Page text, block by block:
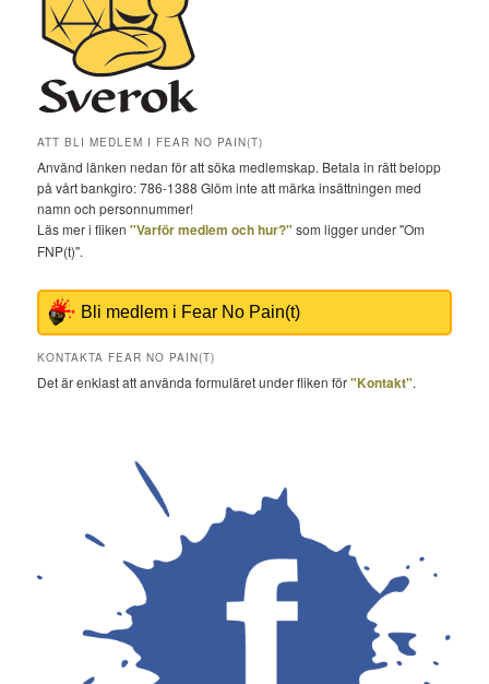
ATT BLI MEDLEM I FEAR NO PAIN(T)
Använd länken nedan för att söka medlemskap. Betala in rätt belopp
på vårt bankgiro: 786-1388 Glöm inte att märka insättningen med
namn och personnummer!
Läs mer i fliken"Varför medlem och hur?" som ligger under "Om
FNP(t)".
Bli medlem i Fear No Pain(t)
KONTAKTA FEAR NO PAIN(T)
Det är enklast att använda formuläret under fliken för"Kontakt".